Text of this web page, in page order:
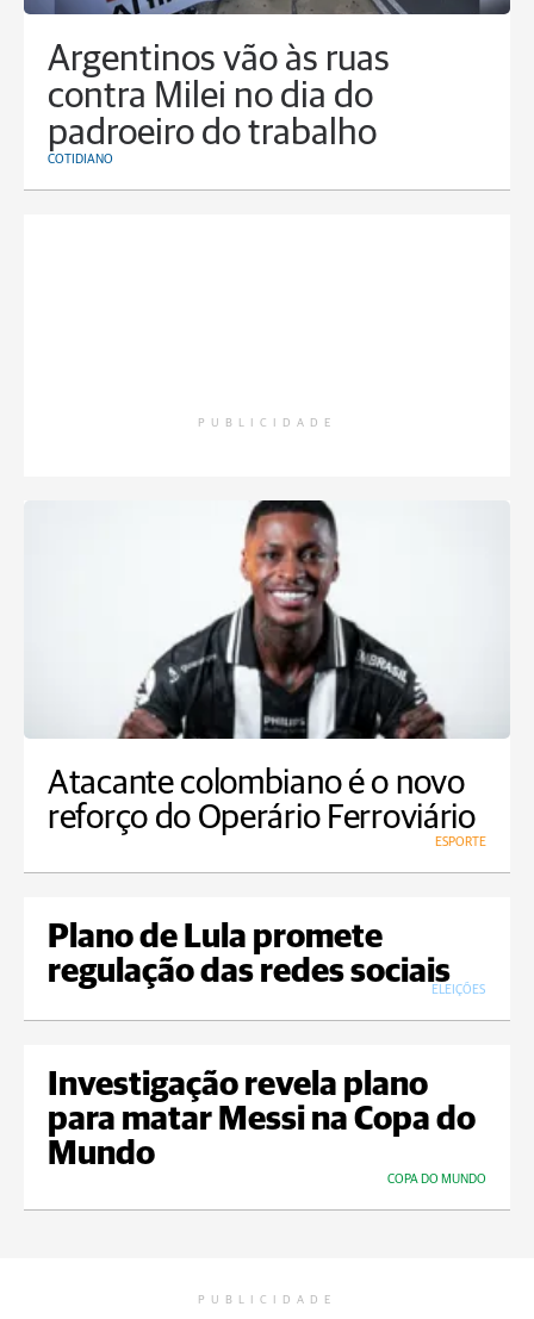
Argentinos vão às ruas
contra Milei no dia do
padroeiro do trabalho
COTIDIANO
PUBLICIDADE
Atacante colombiano é o novo
reforço do Operário Ferroviário
ESPORTE
Plano de Lula promete
regulação das redes sociais
ELEIÇÕES
Investigação revela plano
para matar Messi na Copa do
Mundo
COPA DO MUNDO
PUBLICIDADE